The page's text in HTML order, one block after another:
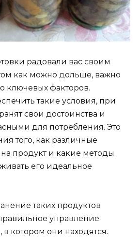
радовали вас своим
как можно дольше, важно
ключевых факторов.
такие условия, при
свои достоинства и
для потребления. Это
того, как различные
продукт и какие методы
его идеальное
таких продуктов
управление
котором они находятся.